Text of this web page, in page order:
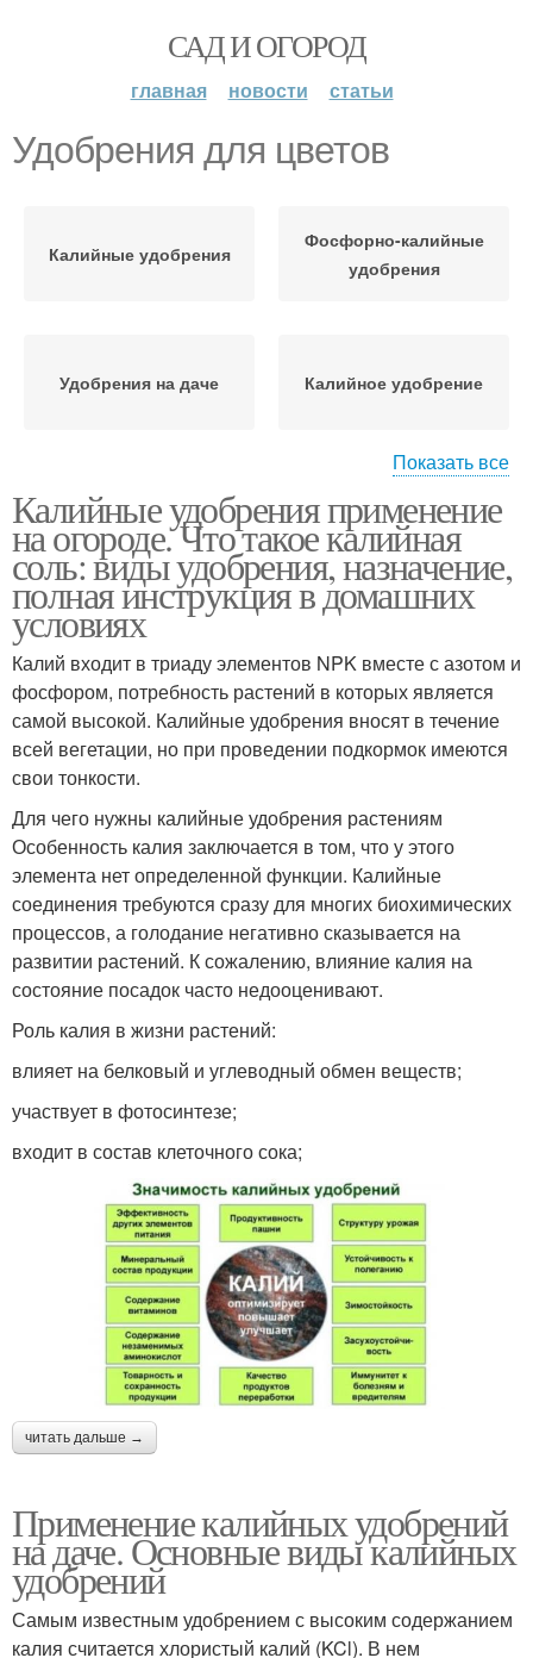
САД И ОГОРОД
главная новости статьи
Удобрения для цветов
Калийные удобрения
Фосфорно-калийные
удобрения
Удобрения на даче Калийное удобрение
Удобрение в домашних
условиях
Осенние удобрения
Органические
удобрения
удобрения
Удобрения для
растений
Удобрения для
Осенний удобрение Удобрения в почву
удобрения
Удобрения для томатов
Удобрения для огурцов
Удобрения для садовых
цветов
Удобрения для
многолетников
Азотные удобрения
Фосфорные удобрения
Сахар для комнатных
цветов
Показать все
Калийные удобрения применение
на огороде. Что такое калийная
соль: виды удобрения, назначение,
полная инструкция в домашних
условиях
Калий входит в триаду элементов NPK вместе с азотом и
фосфором, потребность растений в которых является
самой высокой. Калийные удобрения вносят в течение
всей вегетации, но при проведении подкормок имеются
свои тонкости.
Для чего нужны калийные удобрения растениям
Особенность калия заключается в том, что у этого
элемента нет определенной функции. Калийные
соединения требуются сразу для многих биохимических
процессов, а голодание негативно сказывается на
развитии растений. К сожалению, влияние калия на
состояние посадок часто недооценивают.
Роль калия в жизни растений:
влияет на белковый и углеводный обмен веществ;
участвует в фотосинтезе;
входит в состав клеточного сока;
читать дальше →
Применение калийных удобрений
на даче. Основные виды калийных
удобрений
Самым известным удобрением с высоким содержанием
калия считается хлористый калий (KCl). В нем